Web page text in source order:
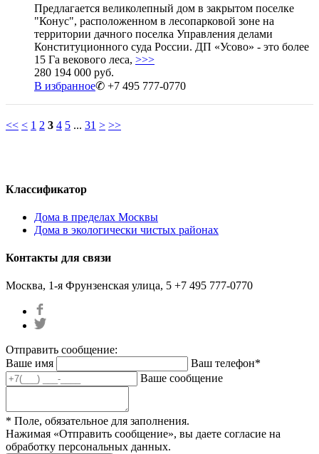
Предлагается великолепный дом в закрытом поселке
"Конус", расположенном в лесопарковой зоне на
территории дачного поселка Управления делами
Конституционного суда России. ДП «Усово» - это более
15 Га векового леса, >>>
280 194 000 руб.
В избранное✆ +7 495 777-0770
<< < 1 2 3 4 5 ... 31 > >>
Классификатор
Дома в пределах Москвы
Дома в экологически чистых районах
Контакты для связи
Москва, 1-я Фрунзенская улица, 5 +7 495 777-0770
Отправить сообщение:
Ваше имя
Ваш телефон*
Ваше сообщение
* Поле, обязательное для заполнения.
Нажимая «Отправить сообщение», вы даете согласие на
обработку персональных данных.